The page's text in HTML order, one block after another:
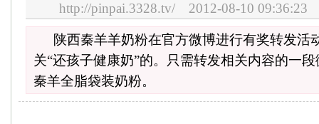
http://pinpai.3328.tv/ 2012-08-10
陕西秦羊羊奶粉在官方微博进行有奖转发活
关“还孩子健康奶”的。只需转发相关内容的一
秦羊全脂袋装奶粉。